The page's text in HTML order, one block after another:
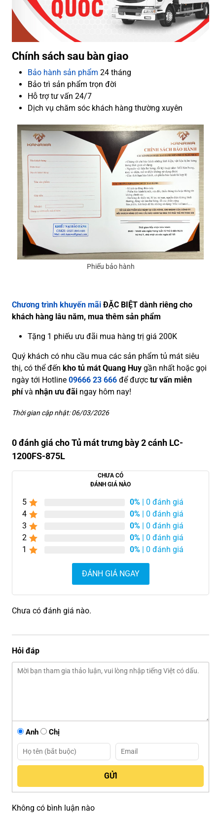
Chính sách sau bàn giao
Bảo hành sản phẩm 24 tháng
Bảo trì sản phẩm trọn đời
Hỗ trợ tư vấn 24/7
Dịch vụ chăm sóc khách hàng thường xuyên
Phiếu bảo hành
Chương trình khuyến mãi ĐẶC BIỆT dành riêng cho
khách hàng lâu năm, mua thêm sản phẩm
Tặng 1 phiếu ưu đãi mua hàng trị giá 200K
Quý khách có nhu cầu mua các sản phẩm tủ mát siêu
thị, có thể đến kho tủ mát Quang Huy gần nhất hoặc gọi
ngày tới Hotline 09666 23 666 để được tư vấn miễn
phívà nhận ưu đãi ngay hôm nay!
Thời gian cập nhật: 06/03/2026
0 đánh giá cho Tủ mát trưng bày 2 cánh LC-
1200FS-875L
CHƯA CÓ
ĐÁNH GIÁ NÀO
5 0% | 0 đánh giá
4
0% | 0 đánh giá
3
0% | 0 đánh giá
2
0% | 0 đánh giá
1
0% | 0 đánh giá
ĐÁNH GIÁ NGAY
Chưa có đánh giá nào.
Hỏi đáp
Anh Chị
Không có bình luận nào